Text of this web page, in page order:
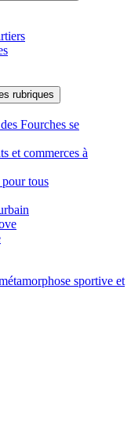
Fourches se
et commerces à
tous
sportive et